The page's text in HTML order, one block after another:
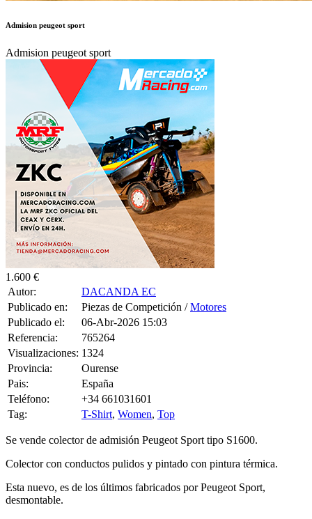
Admision peugeot sport
Admision peugeot sport
1.600 €
Autor:
DACANDA EC
Publicado en:
Piezas de Competición /Motores
Publicado el:
06-Abr-2026 15:03
Referencia:
765264
Visualizaciones: 1324
Provincia:
Ourense
Pais:
España
Teléfono:
+34 661031601
Tag:
T-Shirt, Women, Top
Se vende colector de admisión Peugeot Sport tipo S1600.
Colector con conductos pulidos y pintado con pintura térmica.
Esta nuevo, es de los últimos fabricados por Peugeot Sport,
desmontable.